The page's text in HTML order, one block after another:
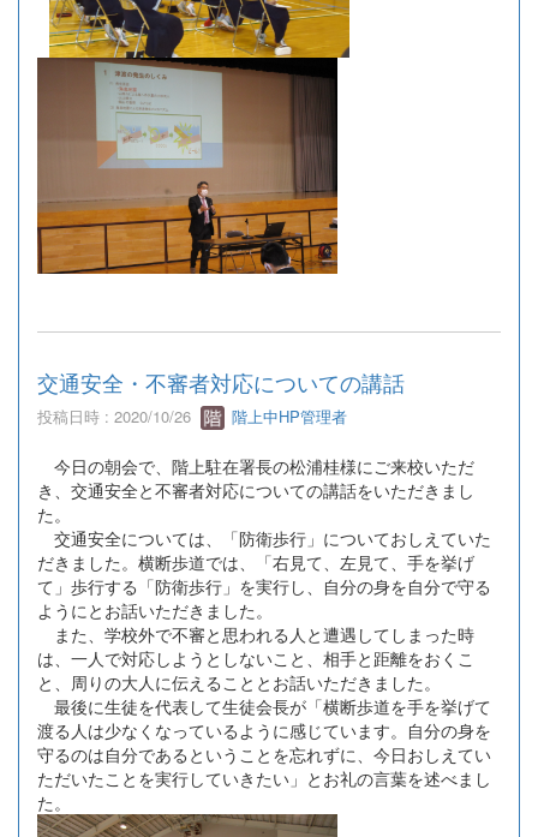
交通安全・不審者対応についての講話
投稿日時 : 2020/10/26 階上中HP管理者
今日の朝会で、階上駐在署長の松浦桂様にご来校いただ
き、交通安全と不審者対応についての講話をいただきまし
た。
交通安全については、「防衛歩行」についておしえていた
だきました。横断歩道では、「右見て、左見て、手を挙げ
て」歩行する「防衛歩行」を実行し、自分の身を自分で守る
ようにとお話いただきました。
また、学校外で不審と思われる人と遭遇してしまった時
は、一人で対応しようとしないこと、相手と距離をおくこ
と、周りの大人に伝えることとお話いただきました。
最後に生徒を代表して生徒会長が「横断歩道を手を挙げて
渡る人は少なくなっているように感じています。自分の身を
守るのは自分であるということを忘れずに、今日おしえてい
ただいたことを実行していきたい」とお礼の言葉を述べまし
た。